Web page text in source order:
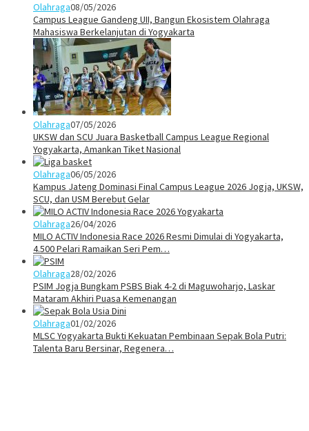
Olahraga08/05/2026
Campus League Gandeng UII, Bangun Ekosistem Olahraga
Mahasiswa Berkelanjutan di Yogyakarta
Olahraga07/05/2026
UKSW dan SCU Juara Basketball Campus League Regional
Yogyakarta, Amankan Tiket Nasional
Olahraga06/05/2026
Kampus Jateng Dominasi Final Campus League 2026 Jogja, UKSW,
SCU, dan USM Berebut Gelar
Olahraga26/04/2026
MILO ACTIV Indonesia Race 2026 Resmi Dimulai di Yogyakarta,
4.500 Pelari Ramaikan Seri Pem…
Olahraga28/02/2026
PSIM Jogja Bungkam PSBS Biak 4-2 di Maguwoharjo, Laskar
Mataram Akhiri Puasa Kemenangan
Olahraga01/02/2026
MLSC Yogyakarta Bukti Kekuatan Pembinaan Sepak Bola Putri:
Talenta Baru Bersinar, Regenera…